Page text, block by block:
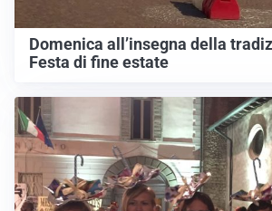
Domenica all’insegna della
Festa di fine estate